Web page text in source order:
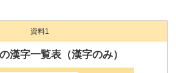
資料1
漢字一覧表（漢字のみ）